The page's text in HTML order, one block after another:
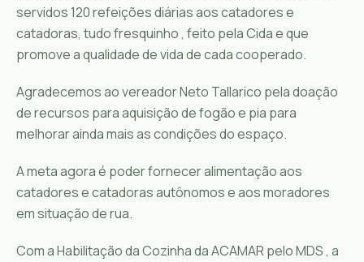
servidos 120 refeições diárias aos catadores e
catadoras, tudo fresquinho , feito pela Cida e que
promove a qualidade de vida de cada cooperado.
Agradecemos ao vereador Neto Tallarico pela doação
de recursos para aquisição de fogão e pia para
melhorar ainda mais as condições do espaço.
A meta agora é poder fornecer alimentação aos
catadores e catadoras autônomos e aos moradores
em situação de rua.
Com a Habilitação da Cozinha da ACAMAR pelo MDS , a